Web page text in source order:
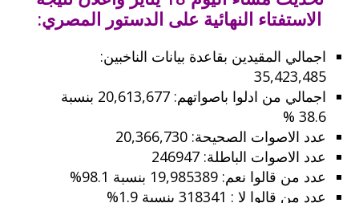
الاستفتاء النهائية على الدستور المصري:
اجمالي المقيدين بقاعدة بيانات الناخبين:
35,423,485
اجمالي من ادلوا باصواتهم: 20,613,677 بنسبة
38.6 %
عدد الاصوات الصحيحة: 20,366,730
عدد الاصوات الباطلة: 246947
عدد من قالوا نعم: 19,985389 بنسبة 98.1%
عدد من قالوا لا : 318341 بنسبة 1.9%